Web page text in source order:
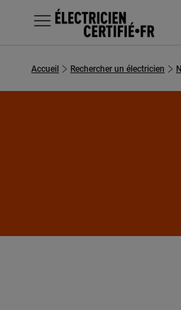
MENU
Chercher un
Accueil Rechercher un électricien